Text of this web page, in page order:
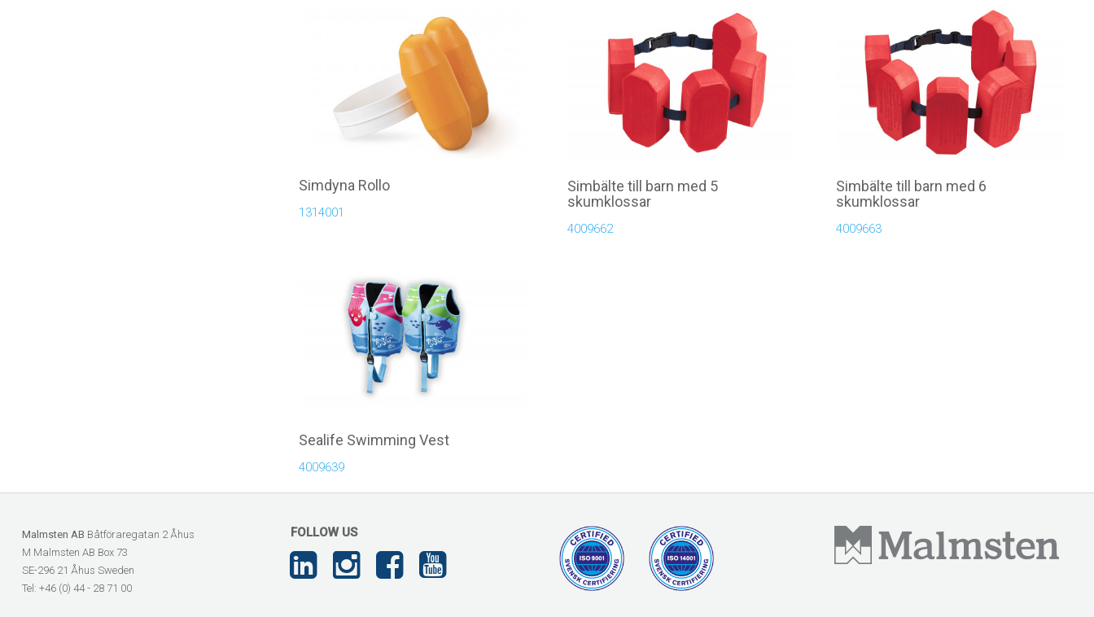
Simdyna Rollo
1314001
Simbälte till barn med 5
skumklossar
4009662
Simbälte till barn med 6
skumklossar
4009663
Sealife Swimming Vest
4009639
Malmsten AB Båtföraregatan 2 Åhus
M Malmsten AB Box 73
SE-296 21 Åhus Sweden
Tel: +46 (0) 44 - 28 71 00
FOLLOW US